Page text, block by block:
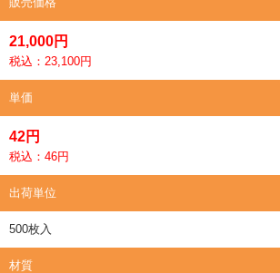
21,000円
税込：23,100円
単価
42円
税込：46円
出荷単位
500枚入
材質